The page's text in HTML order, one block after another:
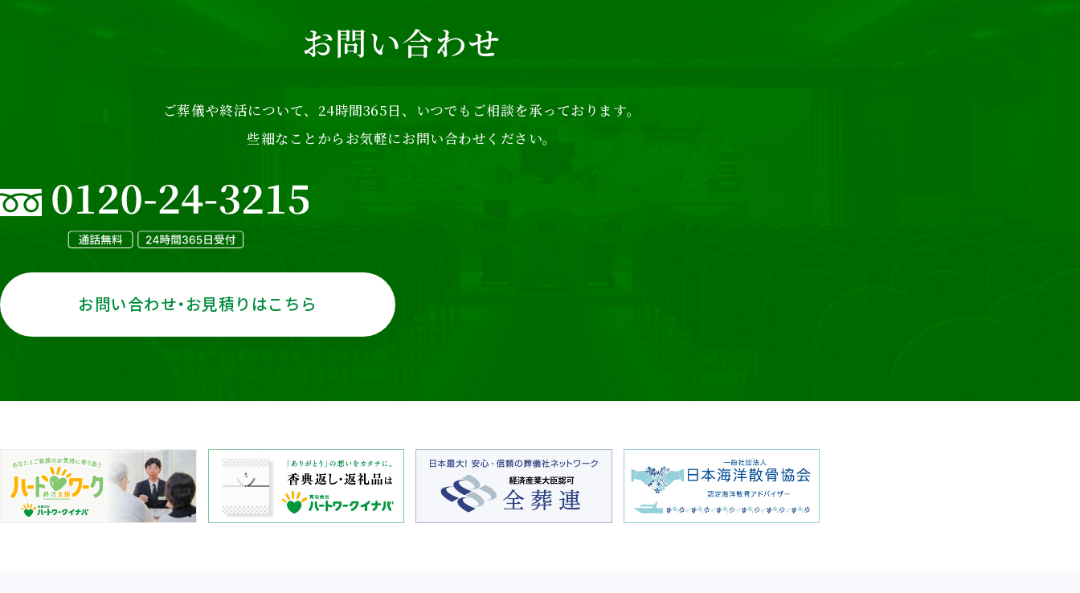
お問い合わせ
ご葬儀や終活について、24時間365日、
いつでもご相談を承っております。
些細なことからお気軽にお問い合わせください。
お問い合わせ・お見積りはこちら